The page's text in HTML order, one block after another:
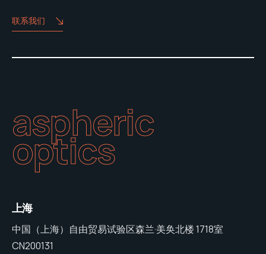
联系我们
aspheric
optics
上海
中国（上海）自由贸易试验区森兰·美奂北楼 1718室
CN200131